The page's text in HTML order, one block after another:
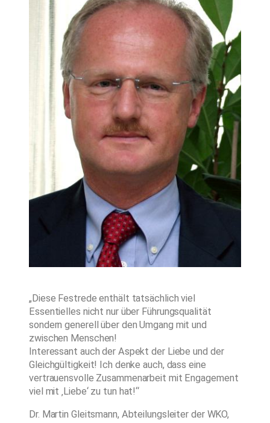
„Diese Festrede enthält tatsächlich viel
Essentielles nicht nur über Führungsqualität
sondern generell über den Umgang mit und
zwischen Menschen!
Interessant auch der Aspekt der Liebe und der
Gleichgültigkeit! Ich denke auch, dass eine
vertrauensvolle Zusammenarbeit mit Engagement
viel mit ‚Liebe‘ zu tun hat!“
Dr. Martin Gleitsmann, Abteilungsleiter der WKO,